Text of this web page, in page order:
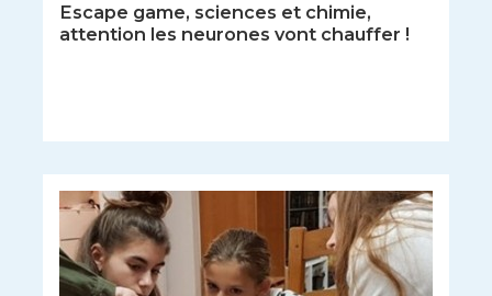
Escape game, sciences et chimie,
attention les neurones vont chauffer !